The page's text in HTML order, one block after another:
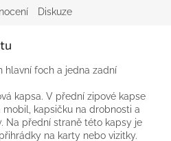
Diskuze
hlavní foch a jedna zadní
kapsa. V přední zipové kapse
mobil, kapsičku na drobnosti a
Na přední straně této kapsy je
na karty nebo vizitky.